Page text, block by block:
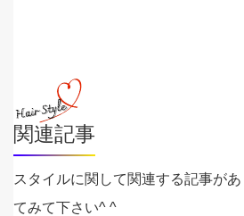
関連記事
スタイルに関して関連する記事が
てみて下さい^ ^